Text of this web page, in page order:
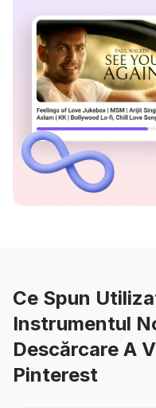
Ce Spun
Instrumentul
Descărcare A
Pinterest